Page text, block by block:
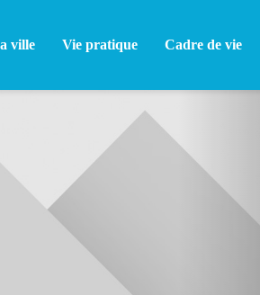
ville Vie pratique Cadre de vie